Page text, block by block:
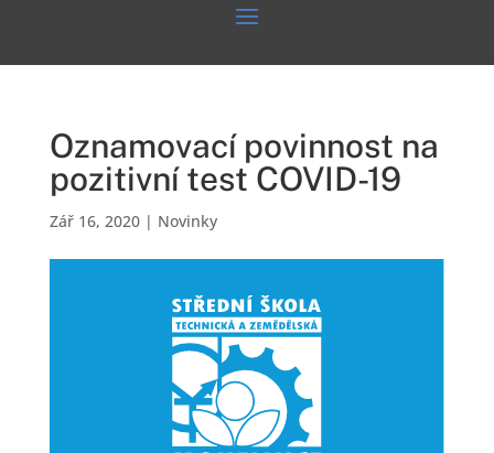
Oznamovací povinnost na
pozitivní test COVID-19
Zář 16, 2020| Novinky